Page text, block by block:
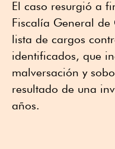
El caso resurgió a
Fiscalía General
lista de cargos
identificados, que
malversación y
resultado de una
años.